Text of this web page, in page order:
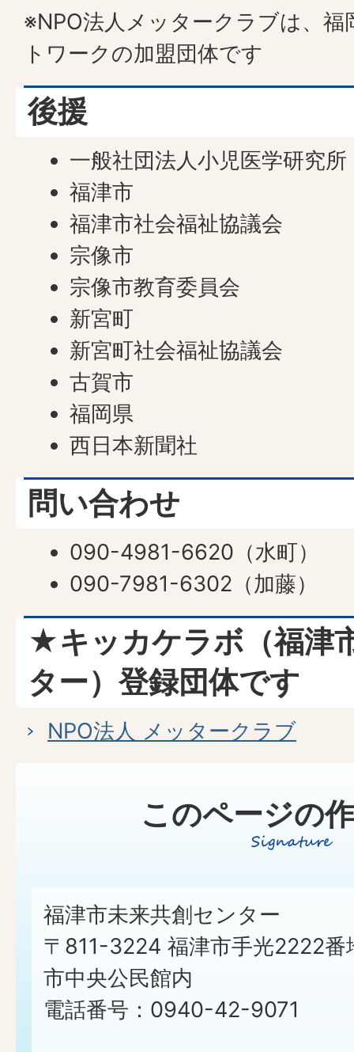
※NPO法人メッタークラブは、
トワークの加盟団体です
後援
一般社団法人小児医学研究所
福津市
福津市社会福祉協議会
宗像市
宗像市教育委員会
新宮町
新宮町社会福祉協議会
古賀市
福岡県
西日本新聞社
問い合わせ
090-4981-6620（水町）
090-7981-6302（加藤）
★キッカケラボ（福津
ター）登録団体です
NPO法人 メッタークラブ
このページの
福津市未来共創センター
〒811-3224 福津市手光2222番
市中央公民館内
電話番号：0940-42-9071